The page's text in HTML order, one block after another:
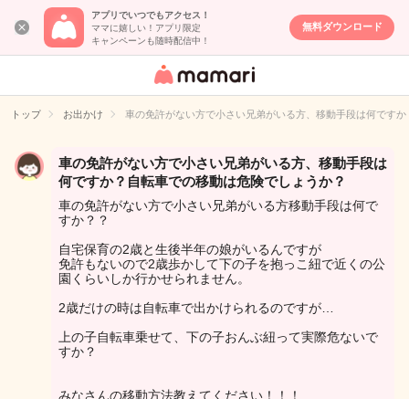
アプリでいつでもアクセス！
ママに嬉しい！アプリ限定
キャンペーンも随時配信中！
無料ダウンロード
女性専用匿名QA
イト
トップ お出かけ 車の免許がない方で小さい兄弟がいる方、移動手段は何です
車の免許がない方で小さい兄弟がいる方、移動手段は
何ですか？自転車での移動は危険でしょうか？
車の免許がない方で小さい兄弟がいる方移動手段は何で
すか？？
自宅保育の2歳と生後半年の娘がいるんですが
免許もないので2歳歩かして下の子を抱っこ紐で近くの公
園くらいしか行かせられません。
2歳だけの時は自転車で出かけられるのですが…
上の子自転車乗せて、下の子おんぶ紐って実際危ないで
すか？
みなさんの移動方法教えてください！！！